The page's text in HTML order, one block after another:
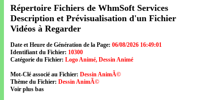
Répertoire Fichiers de WhmSoft Services
Description et Prévisualisation d'un Fichier
Vidéos à Regarder
Date et Heure de Génération de la Page: 06/08/2026 16:49:01
Identifiant du Fichier: 10300
Catégorie du Fichier: Logo Animé, Dessin Animé
Mot-Clé associé au Fichier: Dessin AnimÃ©
Thème du Fichier: Dessin AnimÃ©
Voir plus bas